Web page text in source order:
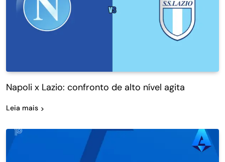
Napoli x Lazio: confronto de alto nível agita
Leia mais